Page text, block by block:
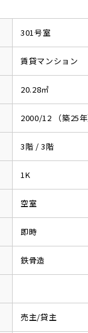
301号室
賃貸マンション
20.28㎡
2000/12 （築25年
3階 / 3階
1K
空室
即時
鉄骨造
売主/貸主